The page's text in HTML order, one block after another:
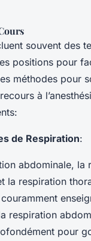
souvent des
positions pour
méthodes pour
à
de Respiration:
abdominale, la
la respiration
respiration
pour